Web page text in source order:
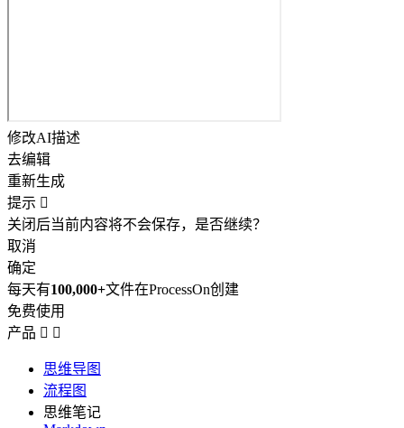
修改AI描述
去编辑
重新生成
提示 
关闭后当前内容将不会保存，是否继续？
取消
确定
每天有100,000+文件在ProcessOn创建
免费使用
产品  
思维导图
流程图
思维笔记